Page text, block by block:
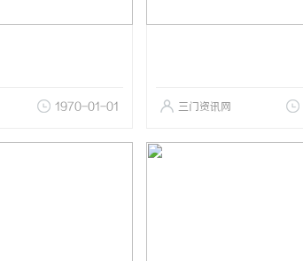
1970-01-01 三门资讯网